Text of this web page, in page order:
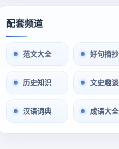
配套频道
范文大全 好句摘抄
历史知识 文史趣谈
汉语词典 成语大全